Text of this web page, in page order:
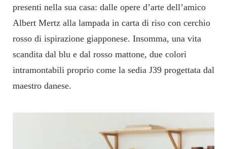
presenti nella sua casa: dalle opere d’arte dell’amico
Albert Mertz alla lampada in carta di riso con cerchio
rosso di ispirazione giapponese. Insomma, una vita
scandita dal blu e dal rosso mattone, due colori
intramontabili proprio come la sedia J39 progettata dal
maestro danese.